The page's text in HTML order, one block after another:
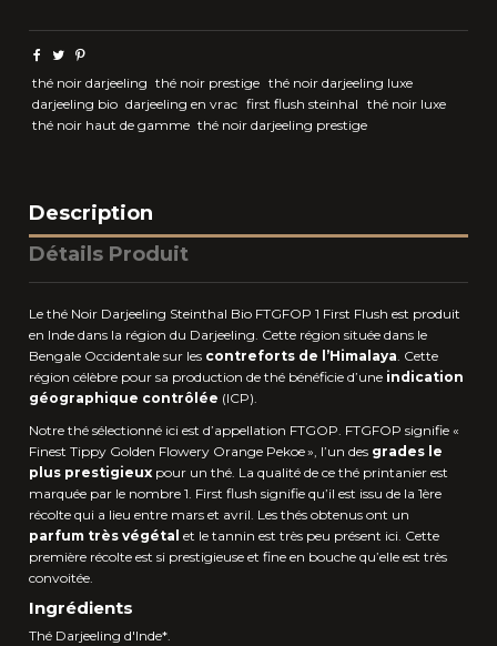
thé noir darjeeling thé noir prestige thé noir darjeeling luxe
darjeeling bio darjeeling en vrac first flush steinhal thé noir luxe
thé noir haut de gamme thé noir darjeeling prestige
Description
Détails Produit
Le thé Noir Darjeeling Steinthal Bio FTGFOP 1 First Flush est produit
en Inde dans la région du Darjeeling. Cette région située dans le
Bengale Occidentale sur les contreforts de l’Himalaya. Cette
région célèbre pour sa production de thé bénéficie d’une indication
géographique contrôlée (ICP).
Notre thé sélectionné ici est d’appellation FTGOP. FTGFOP signifie «
Finest Tippy Golden Flowery Orange Pekoe », l’un des grades le
plus prestigieux pour un thé. La qualité de ce thé printanier est
marquée par le nombre 1. First flush signifie qu’il est issu de la 1ère
récolte qui a lieu entre mars et avril. Les thés obtenus ont un
parfum très végétal et le tannin est très peu présent ici. Cette
première récolte est si prestigieuse et fine en bouche qu’elle est très
convoitée.
Ingrédients
Thé Darjeeling d'Inde*.